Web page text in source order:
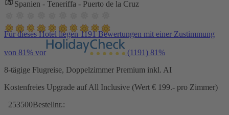
Spanien - Teneriffa - Puerto de la Cruz
Für dieses Hotel liegen 1191 Bewertungen mit einer Zustimmung
von 81% vor (1191) 81%
8-tägige Flugreise, Doppelzimmer Premium inkl. AI
Kostenfreies Upgrade auf All Inclusive (Wert € 199.- pro Zimmer)
253500Bestellnr.: